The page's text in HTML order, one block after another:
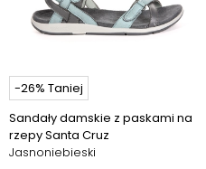
-26% Taniej
Sandały damskie z paskami na
rzepy Santa Cruz
Jasnoniebieski